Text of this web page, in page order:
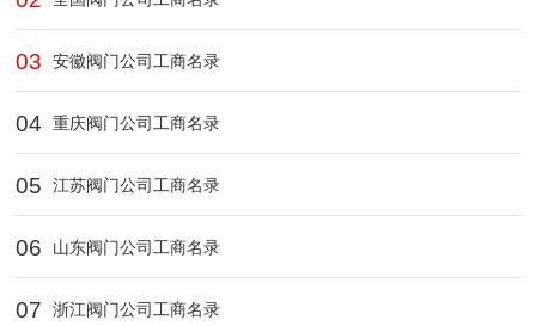
03 安徽阀门公司工商名录
04 重庆阀门公司工商名录
05 江苏阀门公司工商名录
06 山东阀门公司工商名录
07 浙江阀门公司工商名录